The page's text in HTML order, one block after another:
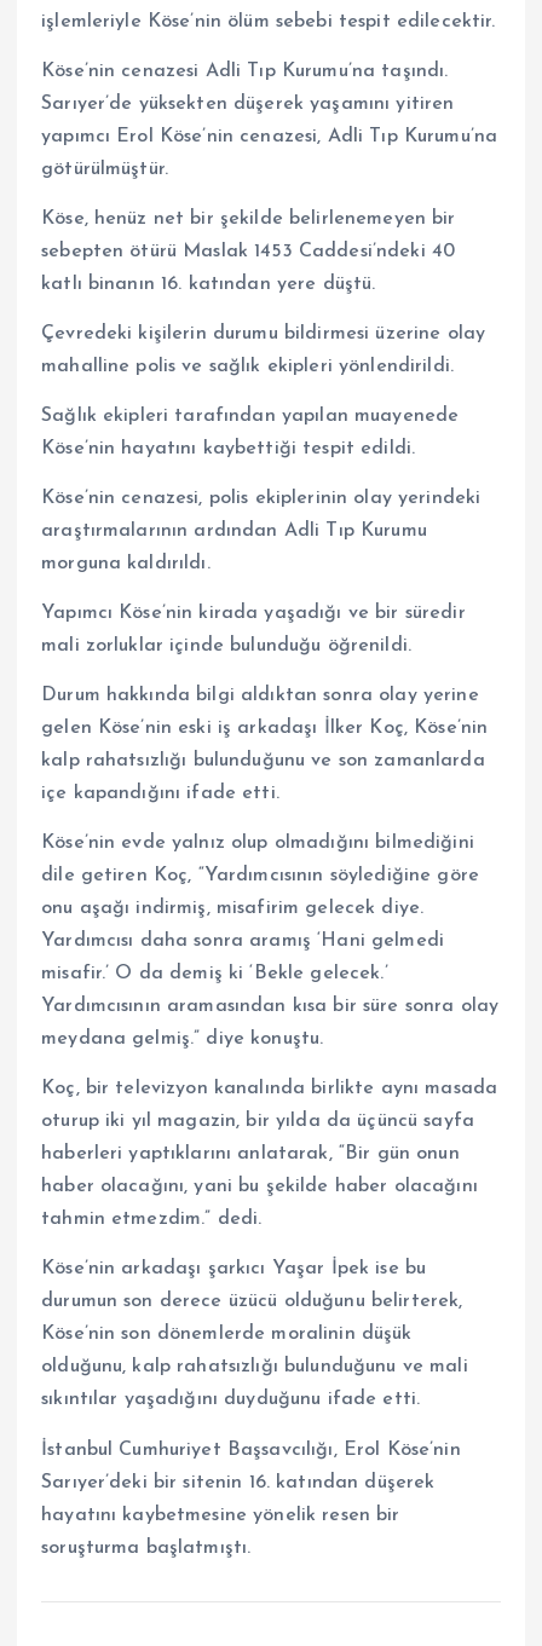
işlemleriyle Köse’nin ölüm sebebi tespit edilecektir.
Köse’nin cenazesi Adli Tıp Kurumu’na taşındı.
Sarıyer’de yüksekten düşerek yaşamını yitiren
yapımcı Erol Köse’nin cenazesi, Adli Tıp Kurumu’na
götürülmüştür.
Köse, henüz net bir şekilde belirlenemeyen bir
sebepten ötürü Maslak 1453 Caddesi’ndeki 40
katlı binanın 16. katından yere düştü.
Çevredeki kişilerin durumu bildirmesi üzerine olay
mahalline polis ve sağlık ekipleri yönlendirildi.
Sağlık ekipleri tarafından yapılan muayenede
Köse’nin hayatını kaybettiği tespit edildi.
Köse’nin cenazesi, polis ekiplerinin olay yerindeki
araştırmalarının ardından Adli Tıp Kurumu
morguna kaldırıldı.
Yapımcı Köse’nin kirada yaşadığı ve bir süredir
mali zorluklar içinde bulunduğu öğrenildi.
Durum hakkında bilgi aldıktan sonra olay yerine
gelen Köse’nin eski iş arkadaşı İlker Koç, Köse’nin
kalp rahatsızlığı bulunduğunu ve son zamanlarda
içe kapandığını ifade etti.
Köse’nin evde yalnız olup olmadığını bilmediğini
dile getiren Koç, “Yardımcısının söylediğine göre
onu aşağı indirmiş, misafirim gelecek diye.
Yardımcısı daha sonra aramış ‘Hani gelmedi
misafir.’ O da demiş ki ‘Bekle gelecek.’
Yardımcısının aramasından kısa bir süre sonra olay
meydana gelmiş.” diye konuştu.
Koç, bir televizyon kanalında birlikte aynı masada
oturup iki yıl magazin, bir yılda da üçüncü sayfa
haberleri yaptıklarını anlatarak, “Bir gün onun
haber olacağını, yani bu şekilde haber olacağını
tahmin etmezdim.” dedi.
Köse’nin arkadaşı şarkıcı Yaşar İpek ise bu
durumun son derece üzücü olduğunu belirterek,
Köse’nin son dönemlerde moralinin düşük
olduğunu, kalp rahatsızlığı bulunduğunu ve mali
sıkıntılar yaşadığını duyduğunu ifade etti.
İstanbul Cumhuriyet Başsavcılığı, Erol Köse’nin
Sarıyer’deki bir sitenin 16. katından düşerek
hayatını kaybetmesine yönelik resen bir
soruşturma başlatmıştı.